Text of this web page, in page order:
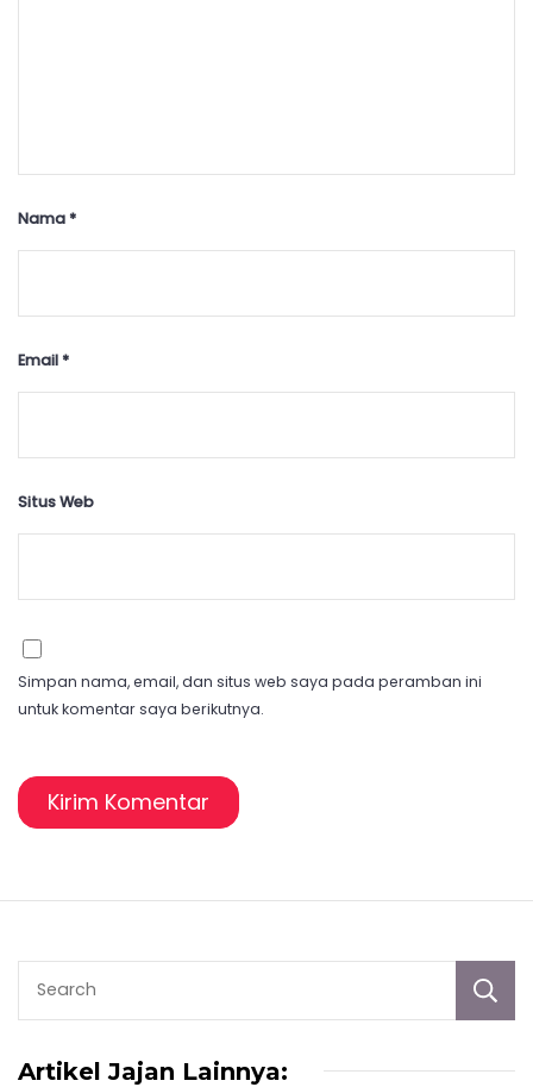
Nama*
Email*
Situs Web
Simpan nama, email, dan situs web saya pada peramban ini
untuk komentar saya berikutnya.
Artikel Jajan Lainnya: